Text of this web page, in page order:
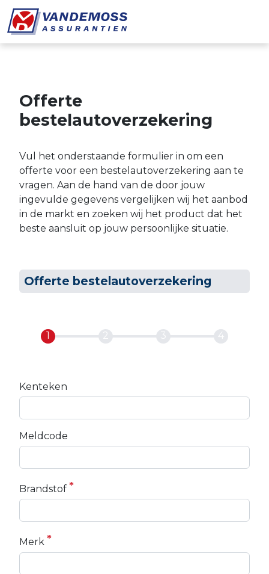
Overslaan en naar de inhoud gaan
Offerte
bestelautoverzekering
Vul het onderstaande formulier in om een
offerte voor een bestelautoverzekering aan te
vragen. Aan de hand van de door jouw
ingevulde gegevens vergelijken wij het aanbod
in de markt en zoeken wij het product dat het
beste aansluit op jouw persoonlijke situatie.
Offerte bestelautoverzekering
Kenteken
Meldcode
Brandstof
Merk